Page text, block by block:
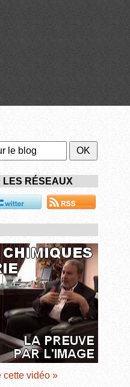
LES RÉSEAUX
cette vidéo »